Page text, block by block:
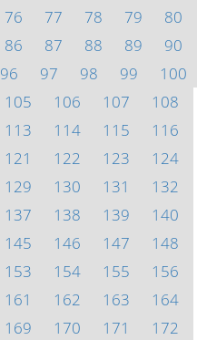
76 77 78 79
80
86 87 88 89
90
96 97 98 99
100
105 106 107
108
113 114 115
116
121 122 123
124
129 130 131
132
137 138 139
140
145 146 147
148
153 154 155
156
161 162 163
164
169 170 171
172